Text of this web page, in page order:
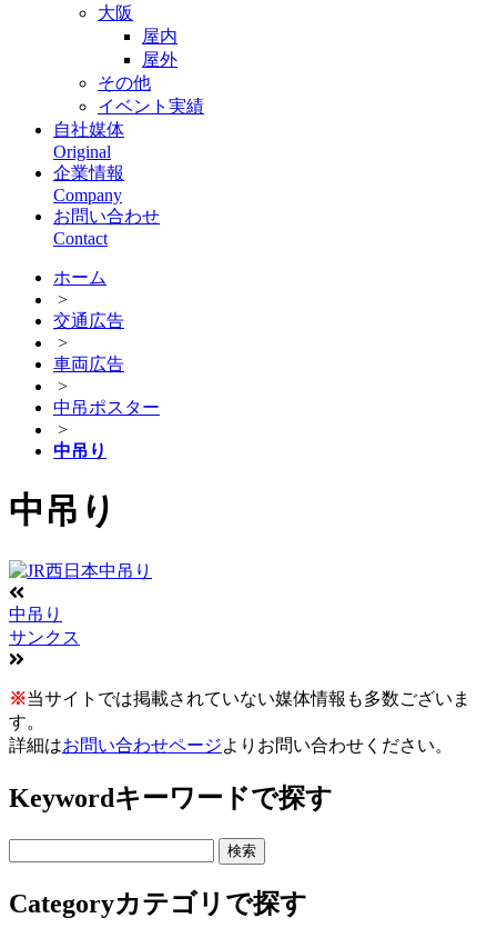
大阪
屋内
屋外
その他
イベント実績
自社媒体
Original
企業情報
Company
お問い合わせ
Contact
ホーム
>
交通広告
>
車両広告
>
中吊ポスター
>
中吊り
中吊り
中吊り
サンクス
※当サイトでは掲載されていない媒体情報も多数ございま
す。
詳細はお問い合わせページよりお問い合わせください。
Keywordキーワードで探す
Categoryカテゴリで探す